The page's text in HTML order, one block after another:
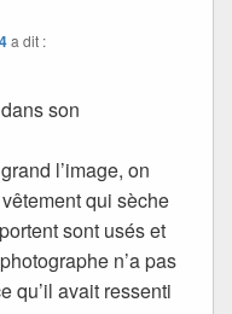
a dit :
son
l’image, on
qui sèche
sont usés et
n’a pas
qu’il avait ressenti